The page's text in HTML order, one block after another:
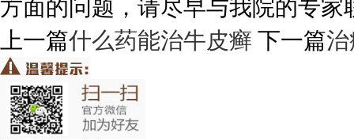
方面的问题，请尽早与我院的专家
上一篇什么药能治牛皮癣 下一篇